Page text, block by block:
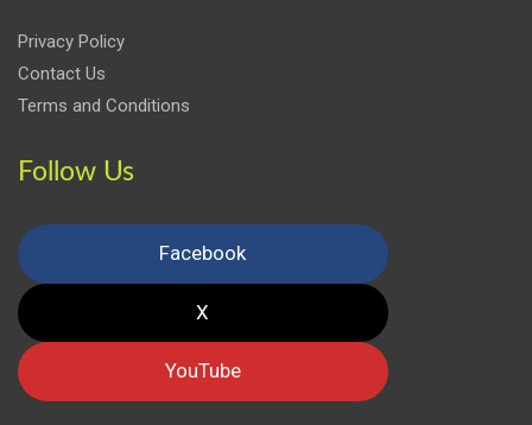
Privacy Policy
Contact Us
Terms and Conditions
Follow Us
Facebook
X
YouTube